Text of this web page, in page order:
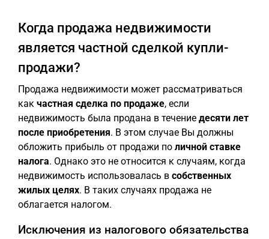
Когда продажа недвижимости
является частной сделкой купли-
продажи?
Продажа недвижимости может рассматриваться
как частная сделка по продаже, если
недвижимость была продана в течение десяти лет
после приобретения. В этом случае Вы должны
обложить прибыль от продажи по личной ставке
налога. Однако это не относится к случаям, когда
недвижимость использовалась в собственных
жилых целях. В таких случаях продажа не
облагается налогом.
Исключения из налогового обязательства